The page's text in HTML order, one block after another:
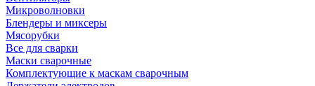
Микроволновки
Блендеры и миксеры
Мясорубки
Все для сварки
Маски сварочные
Комплектующие к маскам сварочным